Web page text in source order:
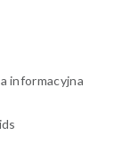
informacyjna